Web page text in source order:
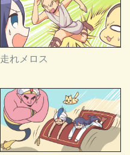
走れメロス